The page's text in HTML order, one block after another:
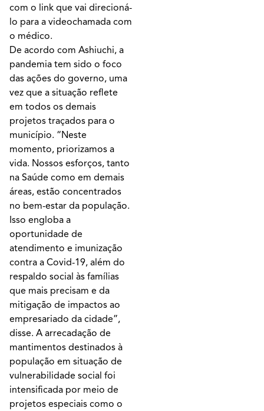
com o link que vai direcioná-
lo para a videochamada com
o médico.
De acordo com Ashiuchi, a
pandemia tem sido o foco
das ações do governo, uma
vez que a situação reflete
em todos os demais
projetos traçados para o
município. “Neste
momento, priorizamos a
vida. Nossos esforços, tanto
na Saúde como em demais
áreas, estão concentrados
no bem-estar da população.
Isso engloba a
oportunidade de
atendimento e imunização
contra a Covid-19, além do
respaldo social às famílias
que mais precisam e da
mitigação de impactos ao
empresariado da cidade”,
disse. A arrecadação de
mantimentos destinados à
população em situação de
vulnerabilidade social foi
intensificada por meio de
projetos especiais como o